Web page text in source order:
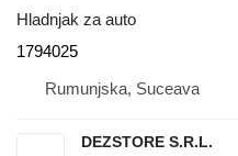
Hladnjak za auto
1794025
Rumunjska, Suceava
DEZSTORE S.R.L.